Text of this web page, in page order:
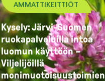
AMMATTIKEITTIÖT
Kysely: Järvi-Suomen
ruokapalveluilla intoa
luomun käyttöön –
Viljelijöillä
monimuotoisuustoimien